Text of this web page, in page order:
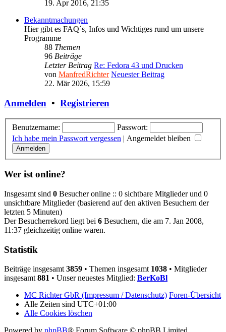
19. Apr 2016, 21:35
Bekanntmachungen
Hier gibt es FAQ´s, Infos und Wichtiges rund um unsere
Programme
88 Themen
96 Beiträge
Letzter Beitrag Re: Fedora 43 und Drucken
von ManfredRichter Neuester Beitrag
22. Mär 2026, 15:59
Anmelden • Registrieren
Benutzername:
Passwort:
Ich habe mein Passwort vergessen | Angemeldet bleiben
Wer ist online?
Insgesamt sind 0 Besucher online :: 0 sichtbare Mitglieder und 0
unsichtbare Mitglieder (basierend auf den aktiven Besuchern der
letzten 5 Minuten)
Der Besucherrekord liegt bei 6 Besuchern, die am 7. Jan 2008,
11:37 gleichzeitig online waren.
Statistik
Beiträge insgesamt 3859 • Themen insgesamt 1038 • Mitglieder
insgesamt 881 • Unser neuestes Mitglied: BerKoBl
MC Richter GbR (Impressum / Datenschutz) Foren-Übersicht
Alle Zeiten sind UTC+01:00
Alle Cookies löschen